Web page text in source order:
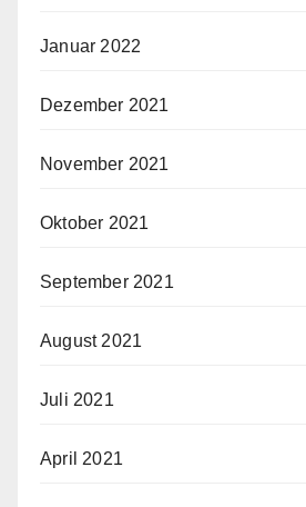
Januar 2022
Dezember 2021
November 2021
Oktober 2021
September 2021
August 2021
Juli 2021
April 2021